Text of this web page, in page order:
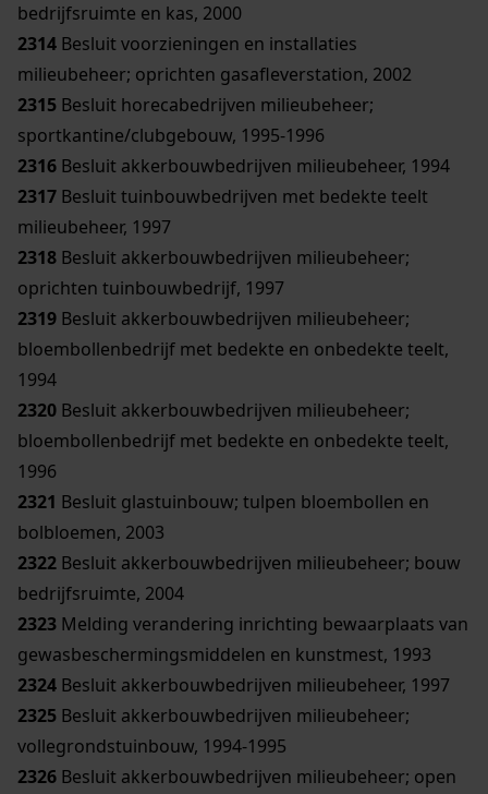
bedrijfsruimte en kas, 2000
2314 Besluit voorzieningen en installaties
milieubeheer; oprichten gasafleverstation, 2002
2315 Besluit horecabedrijven milieubeheer;
sportkantine/clubgebouw, 1995-1996
2316 Besluit akkerbouwbedrijven milieubeheer, 1994
2317 Besluit tuinbouwbedrijven met bedekte teelt
milieubeheer, 1997
2318 Besluit akkerbouwbedrijven milieubeheer;
oprichten tuinbouwbedrijf, 1997
2319 Besluit akkerbouwbedrijven milieubeheer;
bloembollenbedrijf met bedekte en onbedekte teelt,
1994
2320 Besluit akkerbouwbedrijven milieubeheer;
bloembollenbedrijf met bedekte en onbedekte teelt,
1996
2321 Besluit glastuinbouw; tulpen bloembollen en
bolbloemen, 2003
2322 Besluit akkerbouwbedrijven milieubeheer; bouw
bedrijfsruimte, 2004
2323 Melding verandering inrichting bewaarplaats van
gewasbeschermingsmiddelen en kunstmest, 1993
2324 Besluit akkerbouwbedrijven milieubeheer, 1997
2325 Besluit akkerbouwbedrijven milieubeheer;
vollegrondstuinbouw, 1994-1995
2326 Besluit akkerbouwbedrijven milieubeheer; open